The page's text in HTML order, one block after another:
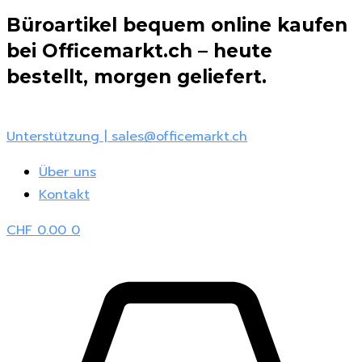
Zum
Inhalt
springen
Büroartikel bequem online kaufen
bei Officemarkt.ch – heute
bestellt, morgen geliefert.
Unterstützung | sales@officemarkt.ch
Über uns
Kontakt
CHF0.00 0